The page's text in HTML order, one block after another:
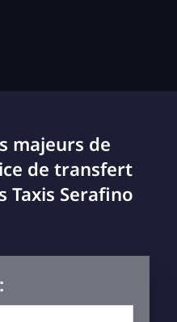
majeurs de
de transfert
Taxis Serafino